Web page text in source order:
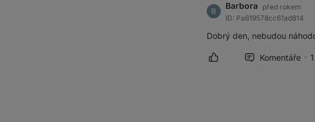
Barbora
před rokem
ID: Pa619578cc61ad814
Dobrý den, nebudou
Označit příspěvek jako
Komentáře 1